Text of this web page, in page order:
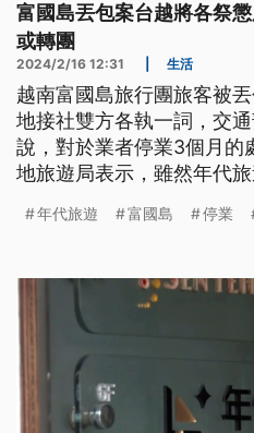
富國島丟包案台越將各祭
或轉團
2024/2/16 12:31 生活
越南富國島旅行團旅客被
地接社雙方各執一詞，交
說，對於業者停業3個月的
地旅遊局表示，雖然年代
旅客無法按旅遊不便險理
年代旅遊 富國島 停業